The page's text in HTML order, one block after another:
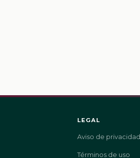
LEGAL
Aviso de privacidad
Términos de uso